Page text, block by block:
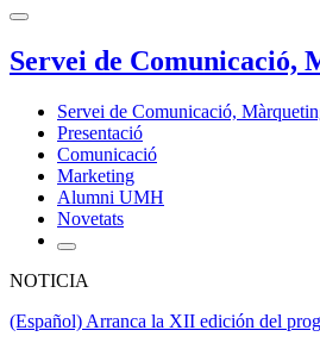
Servei de Comunicació,
Servei de Comunicació,
Presentació
Comunicació
Marketing
Alumni UMH
Novetats
NOTICIA
(Español) Arranca la XII edición del